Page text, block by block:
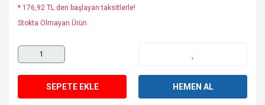
* 176,92 TL den başlayan taksitlerle!
Stokta Olmayan Ürün
SEPETE EKLE HEMEN AL